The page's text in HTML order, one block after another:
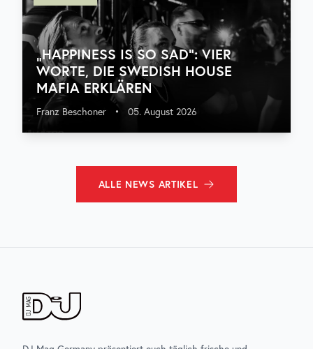
„HAPPINESS IS SO SAD“: VIER
WORTE, DIE SWEDISH HOUSE
MAFIA ERKLÄREN
Franz Beschoner • 05. August 2026
ALLE NEWS ARTIKEL